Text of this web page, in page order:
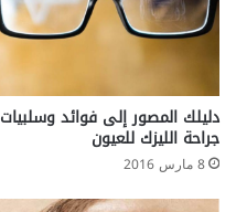
دليلك المصور إلى فوائد وسلبيات
جراحة الليزك للعيون
8 مارس 2016